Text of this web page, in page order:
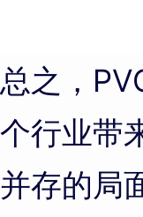
总之，
个行业带
并存的局